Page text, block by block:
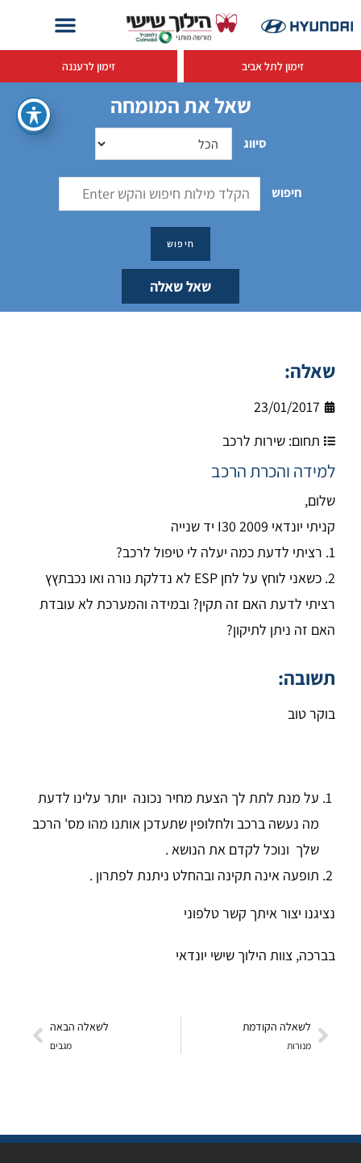
זימון לתל אביב זימון לרעננה
שאל את המומחה
סיווג
חיפוש
שאל שאלה
שאלה:
23/01/2017
תחום: שירות לרכב
למידה והכרת הרכב
שלום,
קניתי יונדאי I30 2009 יד שנייה
1. רציתי לדעת כמה יעלה לי טיפול לרכב?
2. כשאני לוחץ על לחן ESP לא נדלקת נורה ואו נכבתץץ
רציתי לדעת האם זה תקין? ובמידה והמערכת לא עובדת
האם זה ניתן לתיקון?
תשובה:
בוקר טוב
על מנת לתת לך הצעת מחיר נכונה יותר עלינו לדעת
מה נעשה ברכב ולחלופין שתעדכן אותנו מהו מס' הרכב
שלך ונוכל לקדם את הנושא .
תופעה אינה תקינה ובהחלט ניתנת לפתרון .
נציגנו יצור איתך קשר טלפוני
בברכה, צוות הילוך שישי יונדאי
לשאלה הקודמת
מנורות
לשאלה הבאה
מגבים